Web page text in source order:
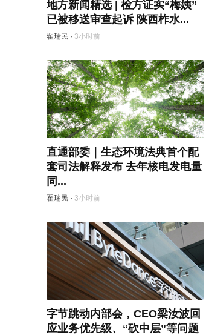
地方新闻精选 | 检方证实“梅姨”
已被移送审查起诉 陕西柞水...
翟瑞民 · 3小时前
直通部委｜生态环境法典首个配
套司法解释发布 去年核电发电量
同...
翟瑞民 · 3小时前
字节跳动内部会，CEO梁汝波回
应业务优先级、“砍中层”等问题